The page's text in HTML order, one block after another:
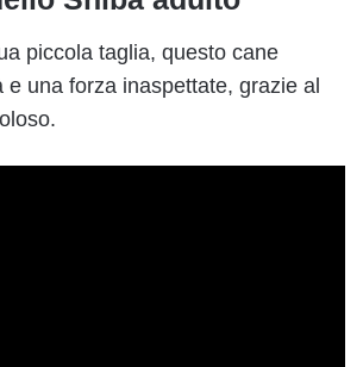
piccola taglia, questo cane
e una forza inaspettate, grazie al